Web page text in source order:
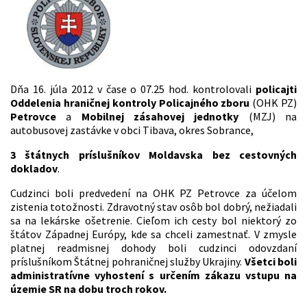
Dňa 16. júla 2012 v čase o 07.25 hod. kontrolovali policajti
Oddelenia hraničnej kontroly Policajného zboru (OHK PZ)
Petrovce a Mobilnej zásahovej jednotky (MZJ) na
autobusovej zastávke v obci Tibava, okres Sobrance,
3 štátnych príslušníkov Moldavska bez cestovných
dokladov.
Cudzinci boli predvedení na OHK PZ Petrovce za účelom
zistenia totožnosti. Zdravotný stav osôb bol dobrý, nežiadali
sa na lekárske ošetrenie. Cieľom ich cesty bol niektorý zo
štátov Západnej Európy, kde sa chceli zamestnať. V zmysle
platnej readmisnej dohody boli cudzinci odovzdaní
príslušníkom Štátnej pohraničnej služby Ukrajiny. Všetci boli
administratívne vyhostení s určením zákazu vstupu na
územie SR na dobu troch rokov.